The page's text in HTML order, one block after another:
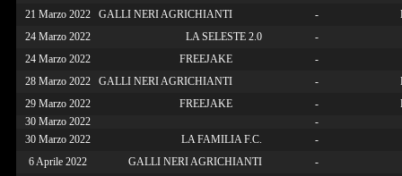
21 Marzo 2022
GALLI NERI AGRICHIANTI -
24 Marzo 2022
LA SELESTE 2.0
-
24 Marzo 2022
FREEJAKE
-
28 Marzo 2022
GALLI NERI AGRICHIANTI -
29 Marzo 2022
FREEJAKE -
30 Marzo 2022
-
30 Marzo 2022
LA FAMILIA F.C.
-
6 Aprile 2022
GALLI NERI AGRICHIANTI
-